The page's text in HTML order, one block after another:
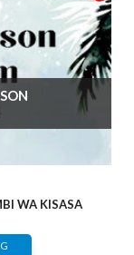
WA KISASA